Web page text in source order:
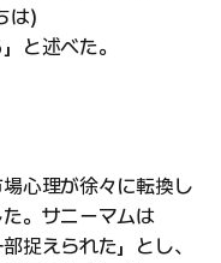
は)
と述べた。
場心理が徐々に転換し
。サニーマムは
捉えられた」とし、